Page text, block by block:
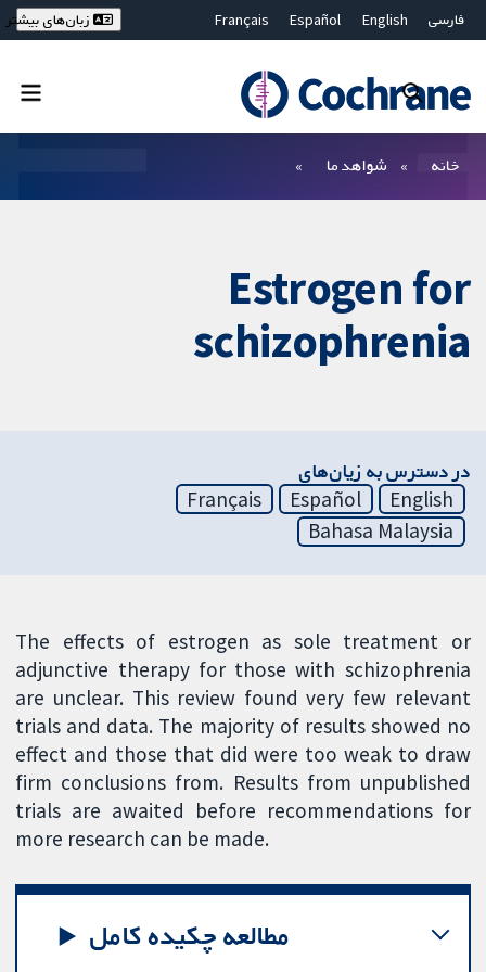
فارسی English
Español
Français
Bahasa Malaysia
ไทย
繁體中文
زبان‌های بیشتر
خانه شواهد ما
Estrogen for
schizophrenia
در دسترس به زیان‌های
English
Español
Français
Bahasa Malaysia
The effects of estrogen as sole treatment or
adjunctive therapy for those with schizophrenia
are unclear. This review found very few relevant
trials and data. The majority of results showed no
effect and those that did were too weak to draw
firm conclusions from. Results from unpublished
trials are awaited before recommendations for
more research can be made.
مطالعه چکیده کامل